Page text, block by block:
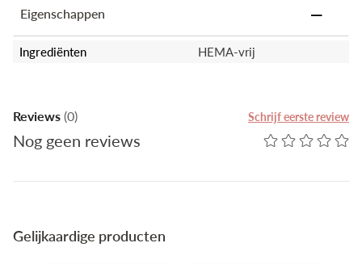
74260, CI 60725
Eigenschappen
Ingrediënten HEMA-vrij
Reviews(0) Schrijf eerste review
Nog geen reviews
Gelijkaardige producten